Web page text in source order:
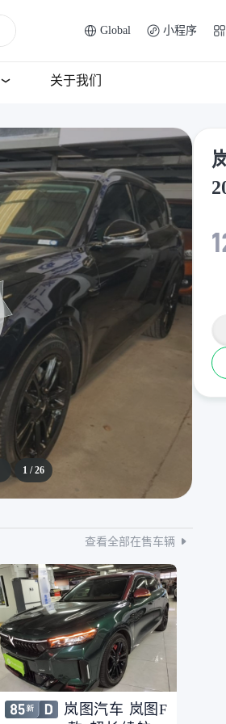
Global 小程序
关于我们
1/26
查看全部在售车辆
岚图汽车 岚图F